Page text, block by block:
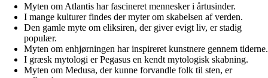
Myten om Atlantis har fascineret mennesker i årtusinder.
I mange kulturer findes der myter om skabelsen af verden.
Den gamle myte om eliksiren, der giver evigt liv, er stadig
populær.
Myten om enhjørningen har inspireret kunstnere gennem tiderne.
I græsk mytologi er Pegasus en kendt mytologisk skabning.
Myten om Medusa, der kunne forvandle folk til sten, er